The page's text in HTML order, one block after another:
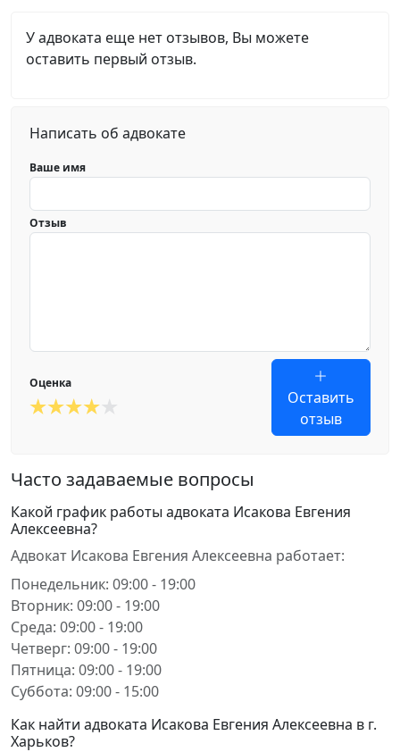
У адвоката еще нет отзывов, Вы можете
оставить первый отзыв.
Написать об адвокате
Ваше имя
Отзыв
Оценка
Оставить
отзыв
Часто задаваемые вопросы
Какой график работы адвоката Исакова Евгения
Алексеевна?
Адвокат Исакова Евгения Алексеевна работает:
Понедельник: 09:00 - 19:00
Вторник: 09:00 - 19:00
Среда: 09:00 - 19:00
Четверг: 09:00 - 19:00
Пятница: 09:00 - 19:00
Суббота: 09:00 - 15:00
Как найти адвоката Исакова Евгения Алексеевна в г.
Харьков?